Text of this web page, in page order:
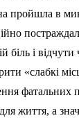
пройшла в
біль і
«слабкі
фатальних
життя, а